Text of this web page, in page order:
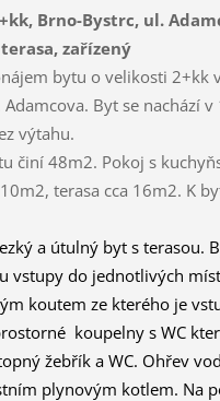
, Brno-Bystrc, ul.
zařízený
bytu o velikosti 2+kk
Byt se nachází
výtahu.
činí 48m2. Pokoj s
terasa cca 16m2. K
a útulný byt s terasou.
vstupy do jednotlivých
koutem ze kterého je
koupelny s WC
žebřík a WC. Ohřev
plynovým kotlem. Na